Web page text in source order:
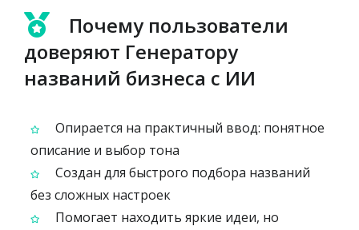
Почему пользователи
доверяют Генератору
названий бизнеса с ИИ
Опирается на практичный ввод: понятное
описание и выбор тона
Создан для быстрого подбора названий
без сложных настроек
Помогает находить яркие идеи, но